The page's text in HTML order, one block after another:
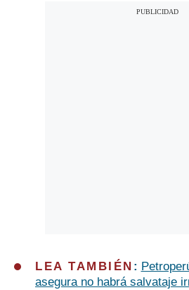
LEA TAMBIÉN :
asegura no habrá salvataje